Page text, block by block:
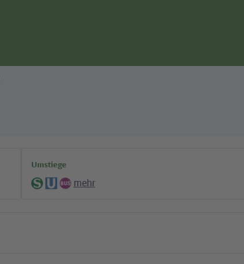
Umstiege
mehr